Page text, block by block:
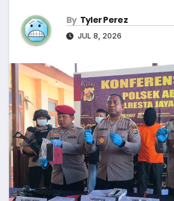
By Tyler Perez
JUL 8, 2026